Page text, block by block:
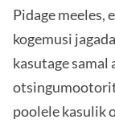
Pidage meeles,
kogemusi
kasutage
poolele kasulik